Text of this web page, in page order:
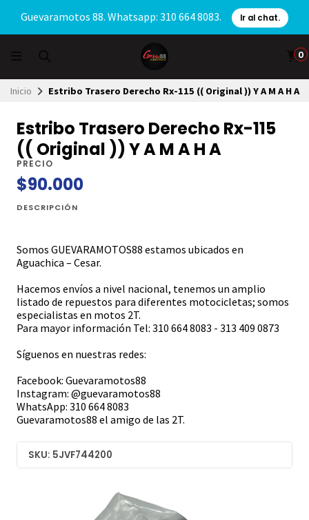
Guevaramotos 88. Whatsapp: 310 664 8083. Ir al chat.
0
Inicio Estribo Trasero Derecho Rx-115 (( Original )) Y A M A H A
Estribo Trasero Derecho Rx-115
(( Original )) Y A M A H A
PRECIO
$90.000
DESCRIPCIÓN
Somos GUEVARAMOTOS88 estamos ubicados en
Aguachica – Cesar.
Hacemos envíos a nivel nacional, tenemos un amplio
listado de repuestos para diferentes motocicletas; somos
especialistas en motos 2T.
Para mayor información Tel: 310 664 8083 - 313 409 0873
Síguenos en nuestras redes:
Facebook: Guevaramotos88
Instagram: @guevaramotos88
WhatsApp: 310 664 8083
Guevaramotos88 el amigo de las 2T.
SKU: 5JVF744200